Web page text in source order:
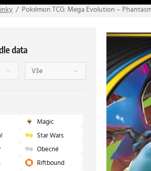
Pokémon TCG: Mega Evolution –
data
Magic
Star Wars
Obecné
Riftbound